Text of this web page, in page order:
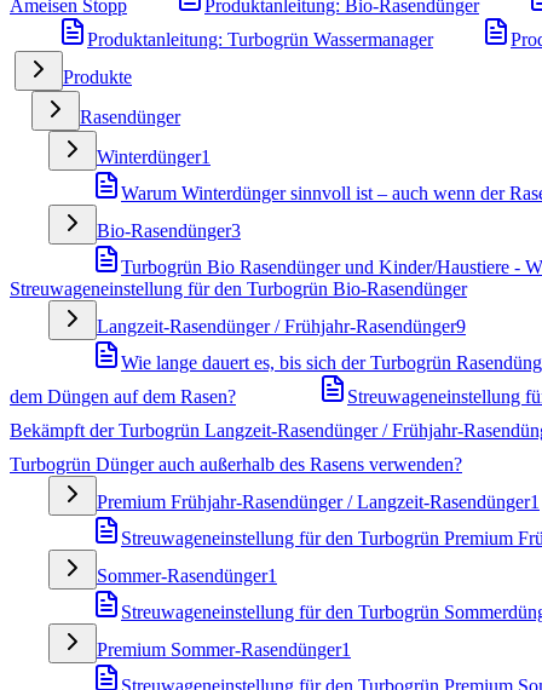
Ameisen Stopp
Produktanleitung: Bio-Rasendünger
Produktanleitung: Turbogrün Wassermanager
Produkte
Rasendünger
Winterdünger1
Warum Winterdünger sinnvoll ist – auch wenn der
Bio-Rasendünger3
Turbogrün Bio Rasendünger und Kinder/Haustiere -
Streuwageneinstellung für den Turbogrün Bio-Rasendünger
Langzeit-Rasendünger / Frühjahr-Rasendünger9
Wie lange dauert es, bis sich der Turbogrün
dem Düngen auf dem Rasen?
Streuwageneinstellung
Bekämpft der Turbogrün Langzeit-Rasendünger / Frühjahr-
Turbogrün Dünger auch außerhalb des Rasens verwenden?
Premium Frühjahr-Rasendünger / Langzeit-Rasendünger1
Streuwageneinstellung für den Turbogrün Premium
Sommer-Rasendünger1
Streuwageneinstellung für den Turbogrün
Premium Sommer-Rasendünger1
Streuwageneinstellung für den Turbogrün Premium